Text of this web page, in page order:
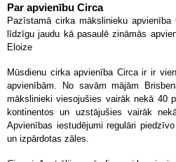
Par apvienību Circa
Pazīstamā cirka mākslinieku
līdzīgu jaudu kā pasaulē zināmās
Eloize
Mūsdienu cirka apvienība Circa ir ir
apvienībām. No savām mājām
mākslinieki viesojušies vairāk nekā 40
kontinentos un uzstājušies vairāk
Apvienības iestudējumi regulāri
un izpārdotas zāles.